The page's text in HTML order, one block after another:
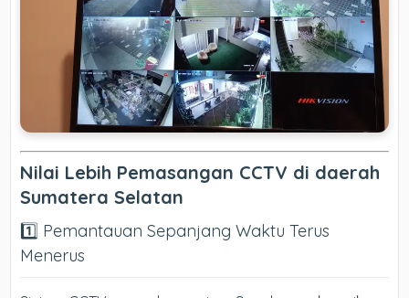
Nilai Lebih Pemasangan CCTV di daerah
Sumatera Selatan
1️⃣ Pemantauan Sepanjang Waktu Terus
Menerus